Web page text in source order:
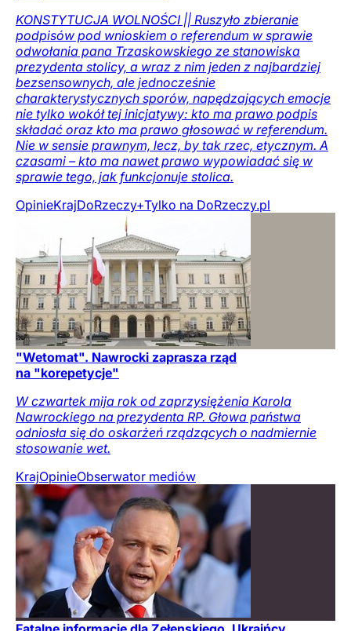
KONSTYTUCJA WOLNOŚCI || Ruszyło zbieranie
podpisów pod wnioskiem o referendum w sprawie
odwołania pana Trzaskowskiego ze stanowiska
prezydenta stolicy, a wraz z nim jeden z najbardziej
bezsensownych, ale jednocześnie
charakterystycznych sporów, napędzających emocje
nie tylko wokół tej inicjatywy: kto ma prawo podpis
składać oraz kto ma prawo głosować w referendum.
Nie w sensie prawnym, lecz, by tak rzec, etycznym. A
czasami – kto ma nawet prawo wypowiadać się w
sprawie tego, jak funkcjonuje stolica.
OpinieKrajDoRzeczy+Tylko na DoRzeczy.pl
"Wetomat". Nawrocki zaprasza rząd
na "korepetycje"
W czwartek mija rok od zaprzysiężenia Karola
Nawrockiego na prezydenta RP. Głowa państwa
odniosła się do oskarżeń rządzących o nadmiernie
stosowanie wet.
KrajOpinieObserwator mediów